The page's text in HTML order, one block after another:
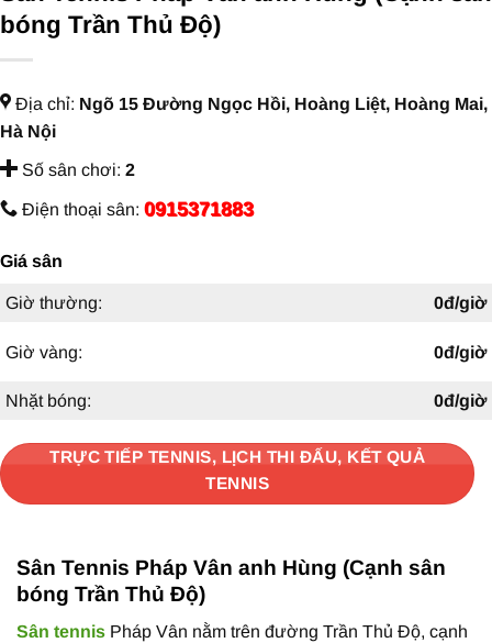
bóng Trần Thủ Độ)
Địa chỉ: Ngõ 15 Đường Ngọc Hồi, Hoàng Liệt, Hoàng Mai,
Hà Nội
Số sân chơi: 2
Điện thoại sân: 0915371883
Giá sân
Giờ thường: 0đ/giờ
Giờ vàng: 0đ/giờ
Nhặt bóng: 0đ/giờ
TRỰC TIẾP TENNIS, LỊCH THI ĐẤU, KẾT QUẢ
TENNIS
Sân Tennis Pháp Vân anh Hùng (Cạnh sân
bóng Trần Thủ Độ)
Sân tennis Pháp Vân nằm trên đường Trần Thủ Độ, cạnh